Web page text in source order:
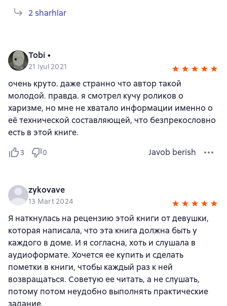
2 sharhlar
Tobi •
21 Iyul 2021
очень круто. даже странно что автор такой
молодой. правда. я смотрел кучу роликов о
харизме, но мне не хватало информации именно о
её технической составляющей, что безпрекословно
есть в этой книге.
3 0 Javob berish
zykovave
13 Mart 2024
Я наткнулась на рецензию этой книги от девушки,
которая написала, что эта книга должна быть у
каждого в доме. И я согласна, хоть и слушала в
аудиоформате. Хочется ее купить и сделать
пометки в книги, чтобы каждый раз к ней
возвращаться. Советую ее читать, а не слушать,
потому потом неудобно выполнять практические
задание.